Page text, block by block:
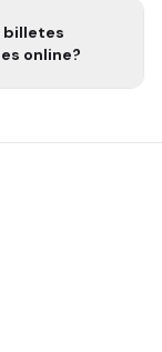
online?